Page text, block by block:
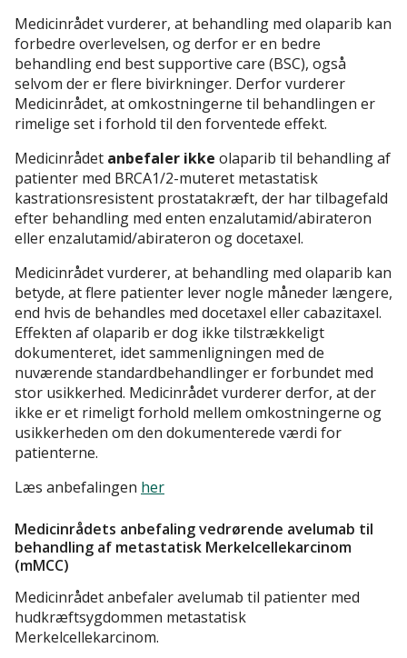
Medicinrådet vurderer, at behandling med olaparib kan
forbedre overlevelsen, og derfor er en bedre
behandling end best supportive care (BSC), også
selvom der er flere bivirkninger. Derfor vurderer
Medicinrådet, at omkostningerne til behandlingen er
rimelige set i forhold til den forventede effekt.
Medicinrådet anbefaler ikke olaparib til behandling af
patienter med BRCA1/2-muteret metastatisk
kastrationsresistent prostatakræft, der har tilbagefald
efter behandling med enten enzalutamid/abirateron
eller enzalutamid/abirateron og docetaxel.
Medicinrådet vurderer, at behandling med olaparib kan
betyde, at flere patienter lever nogle måneder længere,
end hvis de behandles med docetaxel eller cabazitaxel.
Effekten af olaparib er dog ikke tilstrækkeligt
dokumenteret, idet sammenligningen med de
nuværende standardbehandlinger er forbundet med
stor usikkerhed. Medicinrådet vurderer derfor, at der
ikke er et rimeligt forhold mellem omkostningerne og
usikkerheden om den dokumenterede værdi for
patienterne.
Læs anbefalingen her
Medicinrådets anbefaling vedrørende avelumab til
behandling af metastatisk Merkelcellekarcinom
(mMCC)
Medicinrådet anbefaler avelumab til patienter med
hudkræftsygdommen metastatisk
Merkelcellekarcinom.